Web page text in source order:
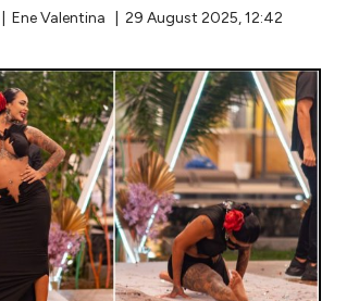
| Ene Valentina | 29 August 2025, 12:42